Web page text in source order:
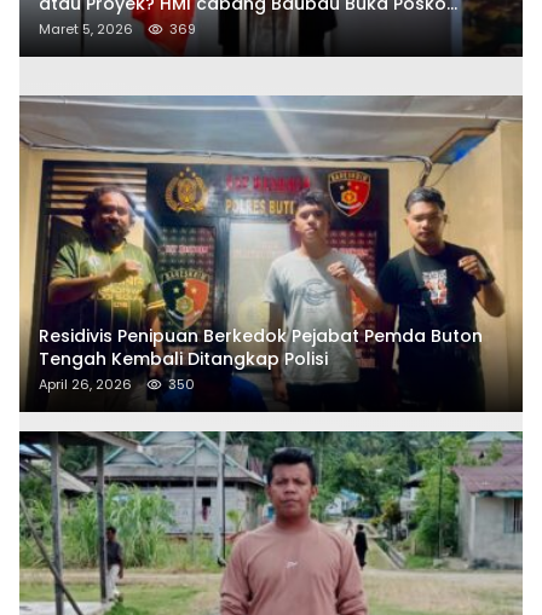
Aduan Masyarakat
Maret 5, 2026 369
Residivis Penipuan Berkedok Pejabat Pemda Buton
Tengah Kembali Ditangkap Polisi
April 26, 2026 350